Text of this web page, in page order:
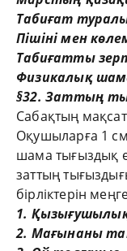
Табиғат
Пішінімен
Табиғатты
Физикалық
§32. Заттың
Сабақтың
Оқушыларға 1 см
шама тығыздық
заттың
бірліктерін
1.
2. Мағынаны